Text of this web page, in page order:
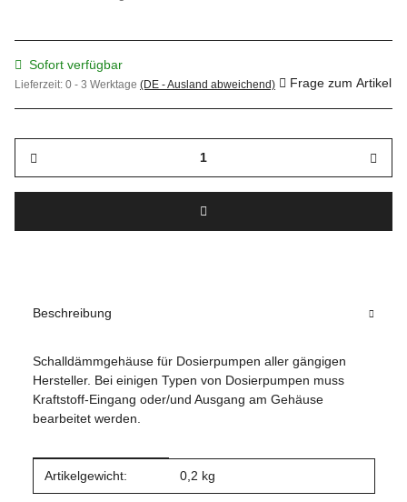
Sofort verfügbar
Lieferzeit: 0 - 3 Werktage (DE - Ausland abweichend) Frage zum Artikel
Beschreibung
Schalldämmgehäuse für Dosierpumpen aller gängigen
Hersteller. Bei einigen Typen von Dosierpumpen muss
Kraftstoff-Eingang oder/und Ausgang am Gehäuse
bearbeitet werden.
Produkteigenschaft
Wert
Artikelgewicht: 0,2 kg